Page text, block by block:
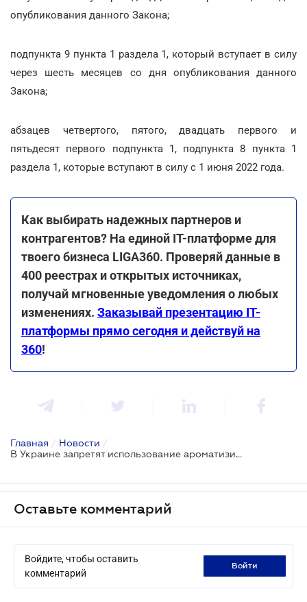
опубликования данного Закона;
подпункта 9 пункта 1 раздела 1, который вступает в силу
через шесть месяцев со дня опубликования данного
Закона;
абзацев четвертого, пятого, двадцать первого и
пятьдесят первого подпункта 1, подпункта 8 пункта 1
раздела 1, которые вступают в силу с 1 июня 2022 года.
Как выбирать надежных партнеров и
контрагентов? На единой ІТ-платформе для
твоего бизнеса LIGA360. Проверяй данные в
400 реестрах и открытых источниках,
получай мгновенные уведомления о любых
изменениях. Заказывай презентацию ІТ-
платформы прямо сегодня и действуй на
360!
Главная / Новости /
В Украине запретят использование ароматизированных сигарет и электронных изделий: Закон принят
Оставьте комментарий
Войдите, чтобы оставить
комментарий
войти